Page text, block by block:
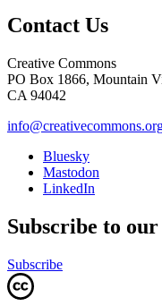
Contact Us
Creative Commons
PO Box 1866, Mountain
CA 94042
Bluesky
Mastodon
LinkedIn
Subscribe to
Subscribe